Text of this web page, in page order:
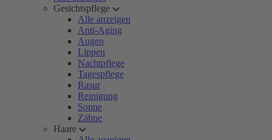
Gesichtspflege
Alle anzeigen
Anti-Aging
Augen
Lippen
Nachtpflege
Tagespflege
Rasur
Reinigung
Sonne
Zähne
Haare